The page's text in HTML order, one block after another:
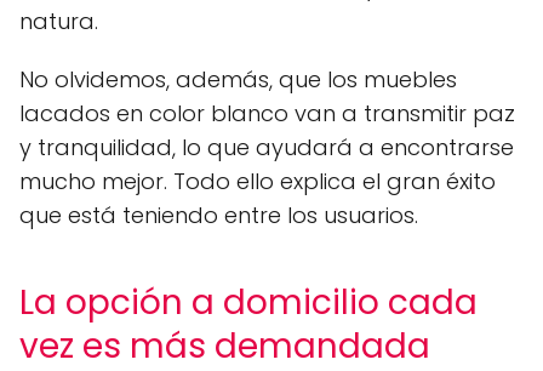
natura.
No olvidemos, además, que los muebles
lacados en color blanco van a transmitir paz
y tranquilidad, lo que ayudará a encontrarse
mucho mejor. Todo ello explica el gran éxito
que está teniendo entre los usuarios.
La opción a domicilio cada
vez es más demandada